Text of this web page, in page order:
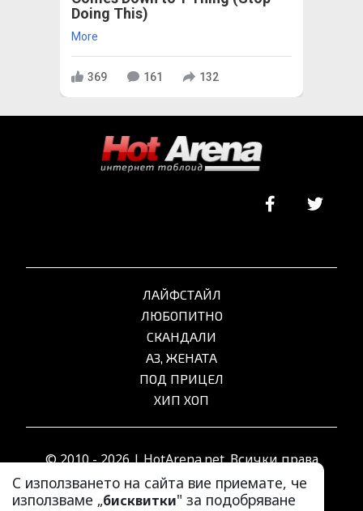
Doing This)
More
369 161 132
С използването на сайта вие приемате, че
използваме „бисквитки" за подобряване
ЛАЙФСТАЙЛ
ЛЮБОПИТНО
СКАНДАЛИ
АЗ, ЖЕНАТА
ПОД ПРИЦЕЛ
ХИП ХОП
© 2010 - 2026 | HotArena.net. Всички права
запазени.